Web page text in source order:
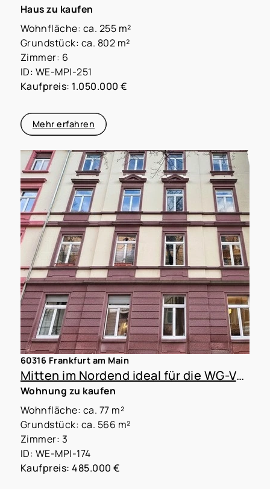
Haus zu kaufen
Wohnfläche: ca. 255 m²
Grundstück: ca. 802 m²
Zimmer: 6
ID: WE-MPI-251
Kaufpreis: 1.050.000 €
Mehr erfahren
60316 Frankfurt am Main
Mitten im Nordend ideal für die WG-Vermietung
Wohnung zu kaufen
Wohnfläche: ca. 77 m²
Grundstück: ca. 566 m²
Zimmer: 3
ID: WE-MPI-174
Kaufpreis: 485.000 €